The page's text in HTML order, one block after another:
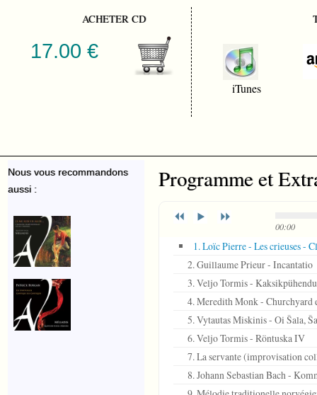
ACHETER CD
17.00 €
iTunes
Nous vous recommandons
aussi :
Programme et
00:00
1. Loïc Pierre - Les crieuses -
2. Guillaume Prieur - Incantatio
3. Veljo Tormis -
4. Meredith Monk - Churchyard
5. Vytautas Miskinis - Oi Šala,
6. Veljo Tormis - Röntuska IV
7. La servante (improvisation
8. Johann Sebastian Bach -